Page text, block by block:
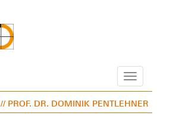
Navigation
// PROF. DR. DOMINIK PENTLEHNER